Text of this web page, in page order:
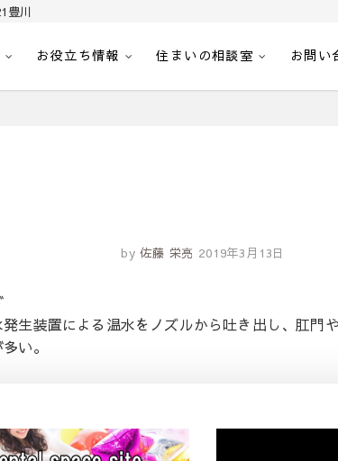
豊川
センチュリー21豊川
お役立ち情報 住まいの相談室 お問い
by 佐藤 栄亮 2019年3月13日
生装置による温水をノズルから吐き出し、肛門
い。